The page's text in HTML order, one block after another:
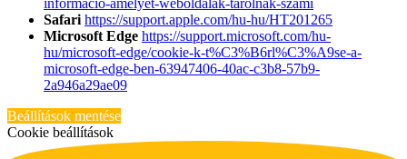
informacio-amelyet-weboldalak-tarolnak-szami
Safari https://support.apple.com/hu-hu/HT201265
Microsoft Edge https://support.microsoft.com/hu-
hu/microsoft-edge/cookie-k-t%C3%B6rl%C3%A9se-a-
microsoft-edge-ben-63947406-40ac-c3b8-57b9-
2a946a29ae09
Beállítások mentése
Cookie beállítások